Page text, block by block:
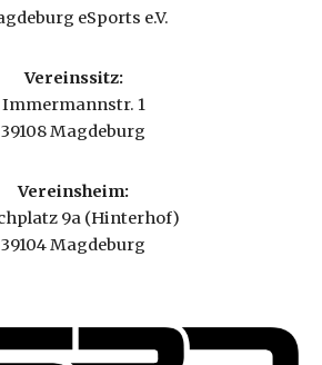
eSports e.V.
Vereinssitz:
Immermannstr. 1
39108 Magdeburg
Vereinsheim:
9a (Hinterhof)
39104 Magdeburg